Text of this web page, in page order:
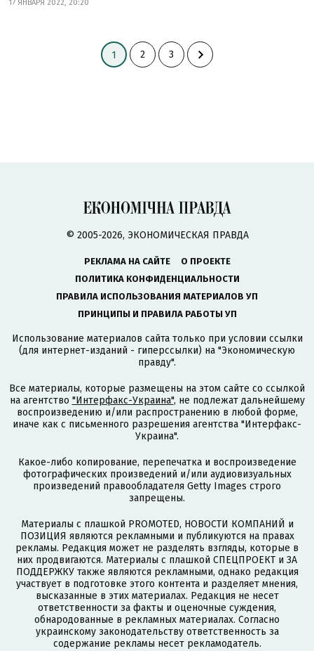
17 ЯНВАРЯ 2022, 20:20
1 2 3
© 2005-2026, ЭКОНОМИЧЕСКАЯ ПРАВДА
РЕКЛАМА НА САЙТЕ
О ПРОЕКТЕ
ПОЛИТИКА КОНФИДЕНЦИАЛЬНОСТИ
ПРАВИЛА ИСПОЛЬЗОВАНИЯ МАТЕРИАЛОВ УП
ПРИНЦИПЫ И ПРАВИЛА РАБОТЫ УП
Использование материалов сайта только при условии ссылки
(для интернет-изданий - гиперссылки) на "Экономическую
правду".
Все материалы, которые размещены на этом сайте со ссылкой
на агентство "Интерфакс-Украина", не подлежат дальнейшему
воспроизведению и/или распространению в любой форме,
иначе как с письменного разрешения агентства "Интерфакс-
Украина".
Какое-либо копирование, перепечатка и воспроизведение
фотографических произведений и/или аудиовизуальных
произведений правообладателя Getty Images строго
запрещены.
Материалы с плашкой PROMOTED, НОВОСТИ КОМПАНИЙ и
ПОЗИЦИЯ являются рекламными и публикуются на правах
рекламы. Редакция может не разделять взгляды, которые в
них продвигаются. Материалы с плашкой СПЕЦПРОЕКТ и ЗА
ПОДДЕРЖКУ также являются рекламными, однако редакция
участвует в подготовке этого контента и разделяет мнения,
высказанные в этих материалах. Редакция не несет
ответственности за факты и оценочные суждения,
обнародованные в рекламных материалах. Согласно
украинскому законодательству ответственность за
содержание рекламы несет рекламодатель.